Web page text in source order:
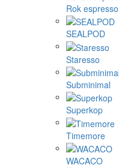
Rok espresso
SEALPOD
Staresso
Subminimal
Superkop
Timemore
WACACO